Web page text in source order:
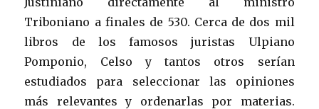
Triboniano a finales de 530. Cerca de dos mil
libros de los famosos juristas Ulpiano
Pomponio, Celso y tantos otros serían
estudiados para seleccionar las opiniones
más relevantes y ordenarlas por materias.